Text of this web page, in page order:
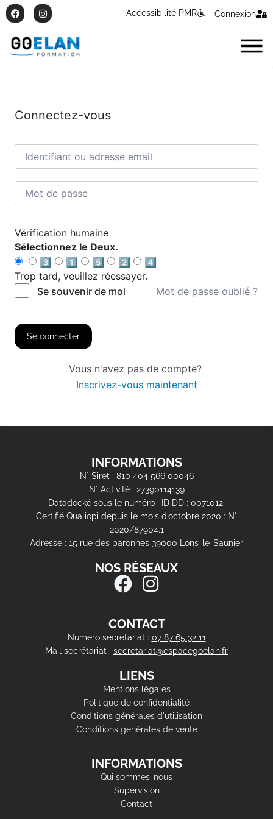
Accessibilité PMR Connexion
Connectez-vous
Vérification humaine
Sélectionnez le Deux.
3️⃣
1️⃣ 5️⃣ 2️⃣
4️⃣
Trop tard, veuillez réessayer.
Se souvenir de moi
Mot de passe oublié ?
Se connecter
Vous n'avez pas de compte?
Inscrivez-vous maintenant
INFORMATIONS
N° Siret : 810 404 566 00046
N° Activité : 27390114139
Datadocké sous le numéro : ID DD : 0071012.
Certifié Qualiopi depuis le mois d’octobre 2020 : N°
2020/87904.1
Adresse : 15 rue des baronnes 39000 Lons-le-Saunier
NOS RÉSEAUX
CONTACT
Numéro secrétariat : 07 87 65 32 11
Mail secrétariat : secretariat@espacegoelan.fr
LIENS
Mentions légales
Politique de confidentialité
Conditions générales d'utilisation
Conditions générales de vente
INFORMATIONS
Qui sommes-nous
Supervision
Contact